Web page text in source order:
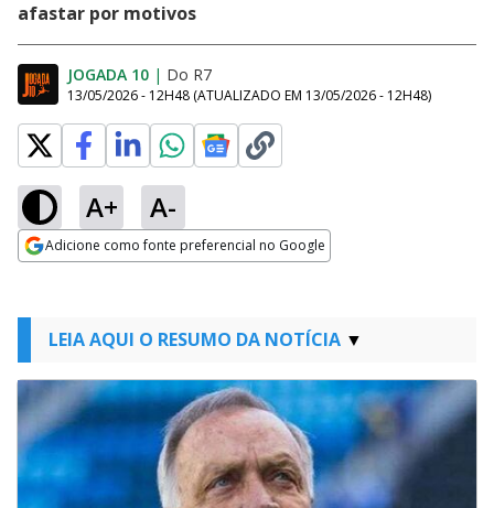
afastar por motivos
JOGADA 10 | Do R7
13/05/2026 - 12H48 (ATUALIZADO EM 13/05/2026 - 12H48)
A+ A-
Adicione como fonte preferencial no Google
LEIA AQUI O RESUMO DA NOTÍCIA